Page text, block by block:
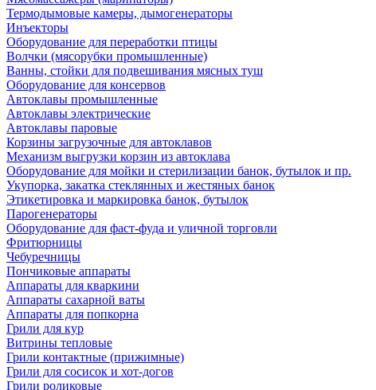
Термодымовые камеры, дымогенераторы
Инъекторы
Оборудование для переработки птицы
Волчки (мясорубки промышленные)
Ванны, стойки для подвешивания мясных туш
Оборудование для консервов
Автоклавы промышленные
Автоклавы электрические
Автоклавы паровые
Корзины загрузочные для автоклавов
Механизм выгрузки корзин из автоклава
Оборудование для мойки и стерилизации банок, бутылок и пр.
Укупорка, закатка стеклянных и жестяных банок
Этикетировка и маркировка банок, бутылок
Парогенераторы
Оборудование для фаст-фуда и уличной торговли
Фритюрницы
Чебуречницы
Пончиковые аппараты
Аппараты для кваркини
Аппараты сахарной ваты
Аппараты для попкорна
Грили для кур
Витрины тепловые
Грили контактные (прижимные)
Грили для сосисок и хот-догов
Грили роликовые